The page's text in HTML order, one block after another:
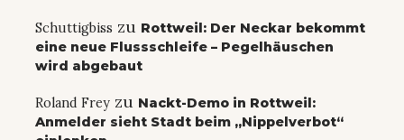
Schuttigbiss zu Rottweil: Der Neckar bekommt
eine neue Flussschleife – Pegelhäuschen
wird abgebaut
Roland Frey zu Nackt-Demo in Rottweil:
Anmelder sieht Stadt beim „Nippelverbot“